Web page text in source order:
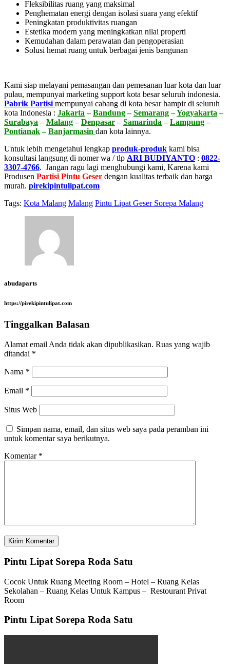
Fleksibilitas ruang yang maksimal
Penghematan energi dengan isolasi suara yang efektif
Peningkatan produktivitas ruangan
Estetika modern yang meningkatkan nilai properti
Kemudahan dalam perawatan dan pengoperasian
Solusi hemat ruang untuk berbagai jenis bangunan
Kami siap melayani pemasangan dan pemesanan luar kota dan luar
pulau, mempunyai marketing support kota besar seluruh indonesia.
Pabrik Partisi mempunyai cabang di kota besar hampir di seluruh
kota Indonesia : Jakarta –Bandung–Semarang–Yogyakarta –
Surabaya –Malang–Denpasar–Samarinda –Lampung–
Pontianak–Banjarmasin dan kota lainnya.
Untuk lebih mengetahui lengkap produk-produk kami bisa
konsultasi langsung di nomer wa / tlp ARI BUDIYANTO : 0822-
3307-4766. Jangan ragu lagi menghubungi kami, Karena kami
Produsen Partisi Pintu Geser dengan kualitas terbaik dan harga
murah. pirekipintulipat.com
Tags: Kota Malang Malang Pintu Lipat Geser Sorepa Malang
abudaparts
https://pirekipintulipat.com
Tinggalkan Balasan
Alamat email Anda tidak akan dipublikasikan. Ruas yang wajib
ditandai *
Nama *
Email *
Situs Web
Simpan nama, email, dan situs web saya pada peramban ini
untuk komentar saya berikutnya.
Komentar *
Pintu Lipat Sorepa Roda Satu
Cocok Untuk Ruang Meeting Room – Hotel – Ruang Kelas
Sekolahan – Ruang Kelas Untuk Kampus – Restourant Privat
Room
Pintu Lipat Sorepa Roda Satu